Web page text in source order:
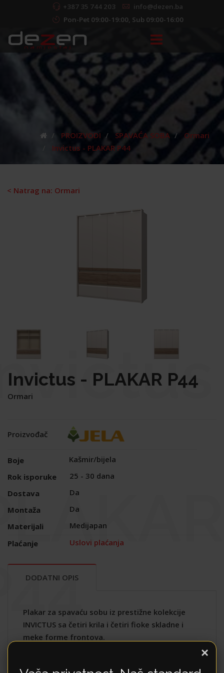
+387 35 744 203
info@dezen.ba
Pon-Pet 09:00-19:00, Sub 09:00-16:00
PROIZVODI SPAVAĆA SOBA
Ormari
Invictus - PLAKAR P44
< Natrag na: Ormari
Invictus - PLAKAR P44
Ormari
Proizvođač
Boje
Kašmir/bijela
Rok isporuke
25 - 30 dana
Dostava
Da
Montaža
Da
Materijali
Medijapan
Plaćanje
Uslovi plaćanja
DODATNI OPIS
Plakar za spavaću sobu iz prestižne kolekcije
INVICTUS sa četiri krila i četiri fioke skladne i
meke forme frontova.
×